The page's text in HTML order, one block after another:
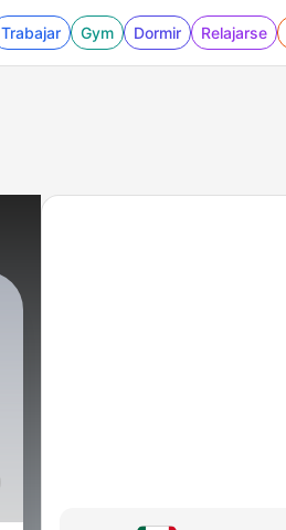
Trabajar Gym Dormir Relajarse